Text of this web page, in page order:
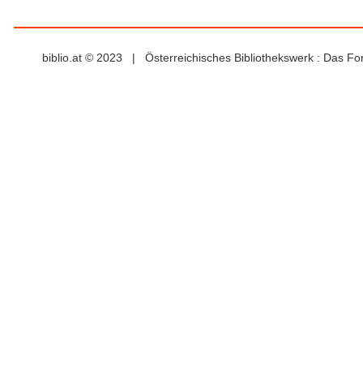
biblio.at © 2023 | Österreichisches Bibliothekswerk : Das